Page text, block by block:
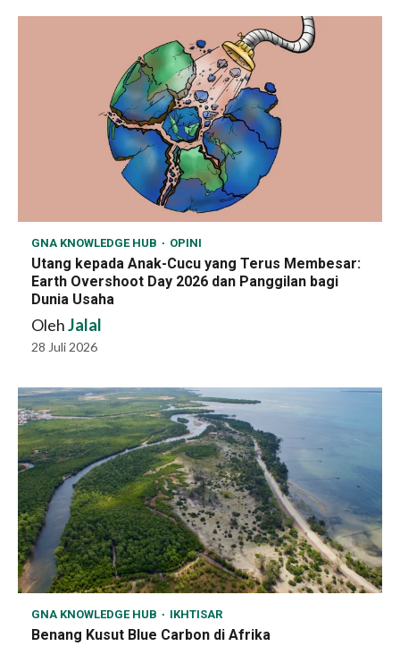
GNA KNOWLEDGE HUB OPINI
Utang kepada Anak-Cucu yang Terus Membesar:
Earth Overshoot Day 2026 dan Panggilan bagi
Dunia Usaha
OlehJalal
28 Juli 2026
GNA KNOWLEDGE HUB IKHTISAR
Benang Kusut Blue Carbon di Afrika